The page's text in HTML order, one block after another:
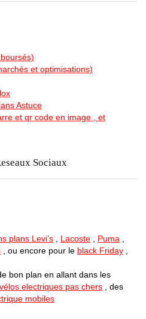
et optimisations)
Astuce
et qr code en image , et
Sociaux
plans Levi’s Lacoste Puma
, ou encore pour le black Friday
bon plan en allant dans les
vélos electriques pas chers , des
mobiles